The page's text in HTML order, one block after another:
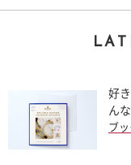
好
ん
ブ